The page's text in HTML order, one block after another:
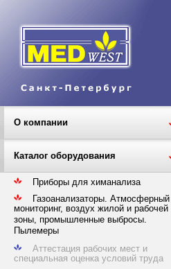
О компании
Каталог оборудования
Приборы для химанализа
Газоанализаторы. Атмосферный
мониторинг, воздух жилой и рабочей
зоны, промышленные выбросы.
Пылемеры
Аттестация рабочих мест и
специальная оценка условий труда